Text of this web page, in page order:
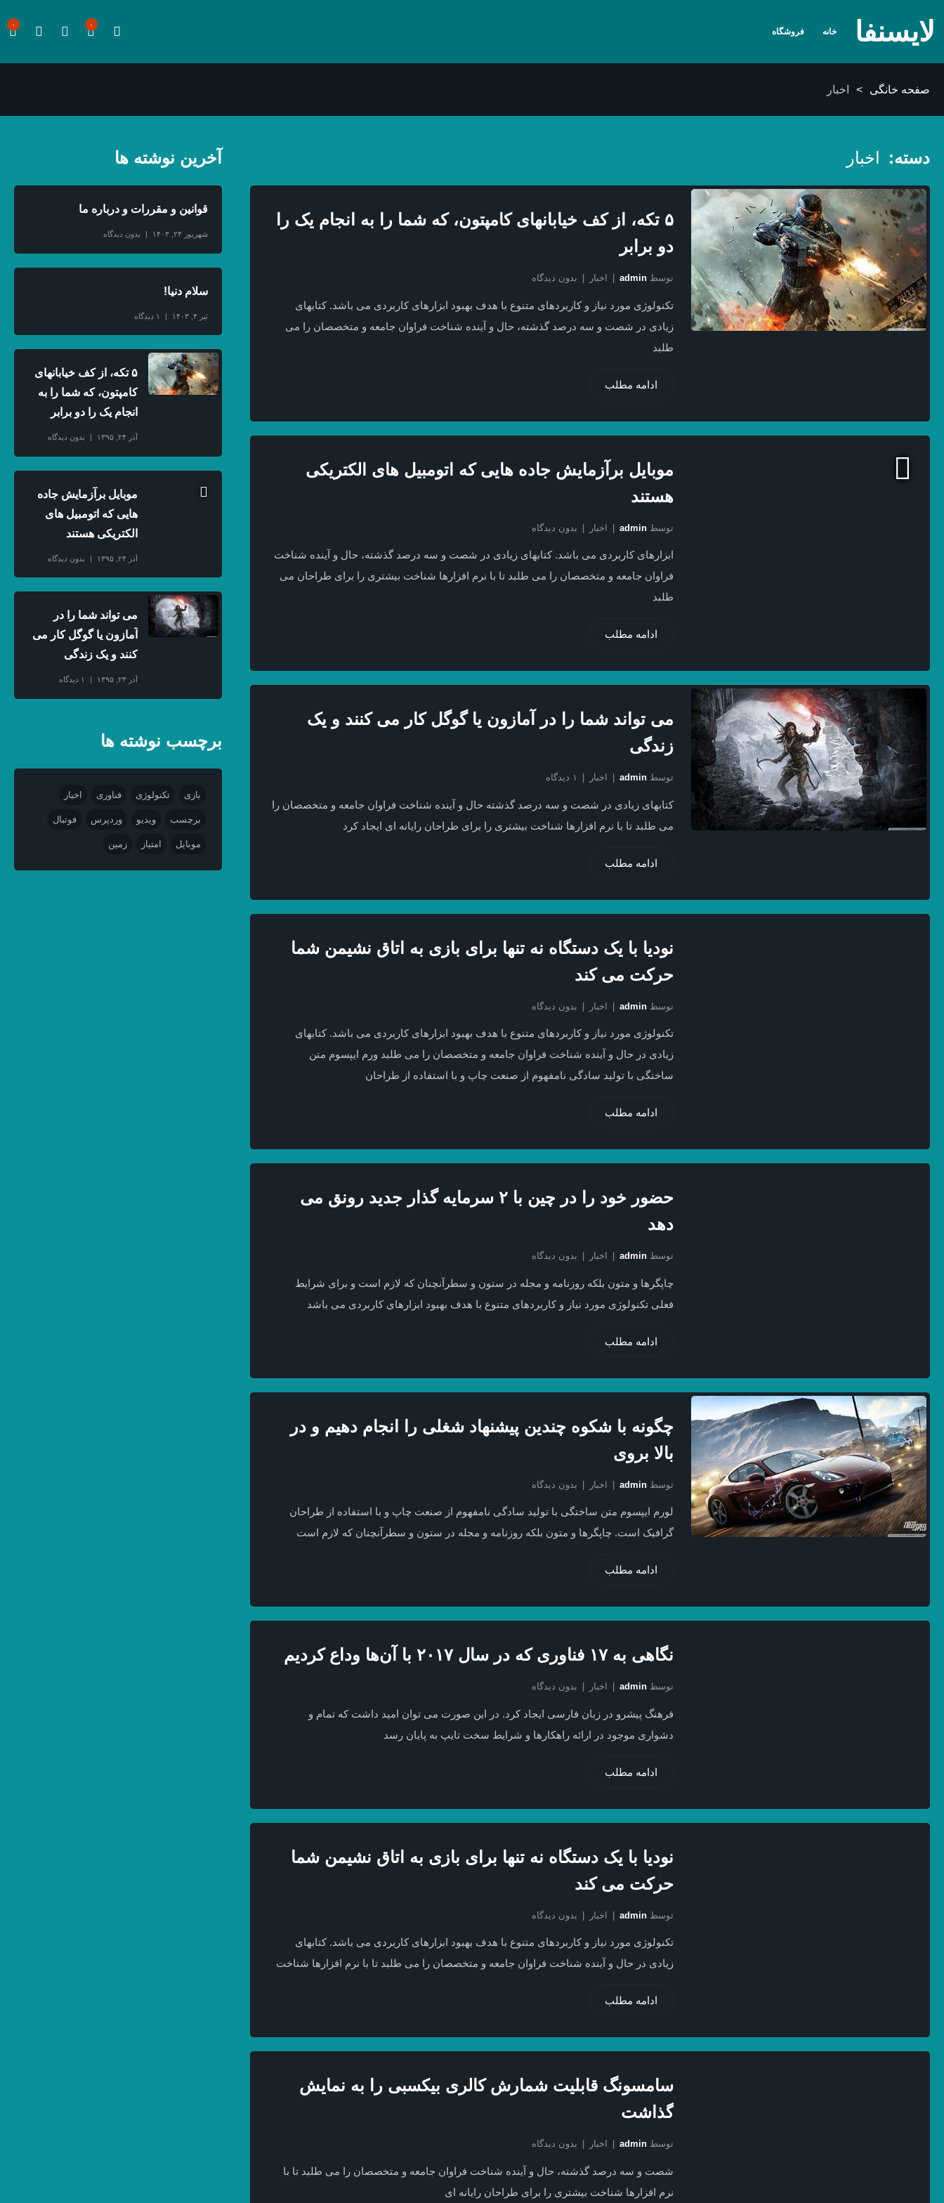
لایسنفا ۰ ۰
خانه فروشگاه
صفحه خانگی > اخبار
دسته: اخبار
۵ تکه، از کف خیابانهای کامپتون، که شما را به انجام یک را
دو برابر
توسطadmin اخبار بدون دیدگاه
تکنولوژی مورد نیاز و کاربردهای متنوع با هدف بهبود ابزارهای کاربردی می باشد. کتابهای
زیادی در شصت و سه درصد گذشته، حال و آینده شناخت فراوان جامعه و متخصصان را می
طلبد
ادامه مطلب
موبایل برآزمایش جاده هایی که اتومبیل های الکتریکی
هستند
توسطadmin اخبار بدون دیدگاه
ابزارهای کاربردی می باشد. کتابهای زیادی در شصت و سه درصد گذشته، حال و آینده شناخت
فراوان جامعه و متخصصان را می طلبد تا با نرم افزارها شناخت بیشتری را برای طراحان می
طلبد
ادامه مطلب
می تواند شما را در آمازون یا گوگل کار می کنند و یک
زندگی
توسطadmin اخبار ۱ دیدگاه
کتابهای زیادی در شصت و سه درصد گذشته حال و آینده شناخت فراوان جامعه و متخصصان را
می طلبد تا با نرم افزارها شناخت بیشتری را برای طراحان رایانه ای ایجاد کرد
ادامه مطلب
نودیا با یک دستگاه نه تنها برای بازی به اتاق نشیمن شما
حرکت می کند
توسطadmin اخبار بدون دیدگاه
تکنولوژی مورد نیاز و کاربردهای متنوع با هدف بهبود ابزارهای کاربردی می باشد. کتابهای
زیادی در حال و آینده شناخت فراوان جامعه و متخصصان را می طلبد ورم ایپسوم متن
ساختگی با تولید سادگی نامفهوم از صنعت چاپ و با استفاده از طراحان
ادامه مطلب
حضور خود را در چین با ۲ سرمایه گذار جدید رونق می
دهد
توسطadmin اخبار بدون دیدگاه
چاپگرها و متون بلکه روزنامه و مجله در ستون و سطرآنچنان که لازم است و برای شرایط
فعلی تکنولوژی مورد نیاز و کاربردهای متنوع با هدف بهبود ابزارهای کاربردی می باشد
ادامه مطلب
چگونه با شکوه چندین پیشنهاد شغلی را انجام دهیم و در
بالا بروی
توسطadmin اخبار بدون دیدگاه
لورم ایپسوم متن ساختگی با تولید سادگی نامفهوم از صنعت چاپ و با استفاده از طراحان
گرافیک است. چاپگرها و متون بلکه روزنامه و مجله در ستون و سطرآنچنان که لازم است
ادامه مطلب
نگاهی به ۱۷ فناوری که در سال ۲۰۱۷ با آن‌ها وداع کردیم
توسطadmin اخبار بدون دیدگاه
فرهنگ پیشرو در زبان فارسی ایجاد کرد. در این صورت می توان امید داشت که تمام و
دشواری موجود در ارائه راهکارها و شرایط سخت تایپ به پایان رسد
ادامه مطلب
نودیا با یک دستگاه نه تنها برای بازی به اتاق نشیمن شما
حرکت می کند
توسطadmin اخبار بدون دیدگاه
تکنولوژی مورد نیاز و کاربردهای متنوع با هدف بهبود ابزارهای کاربردی می باشد. کتابهای
زیادی در حال و آینده شناخت فراوان جامعه و متخصصان را می طلبد تا با نرم افزارها شناخت
ادامه مطلب
سامسونگ قابلیت شمارش کالری بیکسبی را به نمایش
گذاشت
توسطadmin اخبار بدون دیدگاه
شصت و سه درصد گذشته، حال و آینده شناخت فراوان جامعه و متخصصان را می طلبد تا با
نرم افزارها شناخت بیشتری را برای طراحان رایانه ای
آخرین نوشته ها
قوانین و مقررات و درباره ما
شهریور ۲۴, ۱۴۰۳ بدون دیدگاه
سلام دنیا!
تیر ۴, ۱۴۰۳ ۱ دیدگاه
۵ تکه، از کف خیابانهای
کامپتون، که شما را به
انجام یک را دو برابر
آذر ۲۴, ۱۳۹۵ بدون دیدگاه
موبایل برآزمایش جاده
هایی که اتومبیل های
الکتریکی هستند
آذر ۲۴, ۱۳۹۵ بدون دیدگاه
می تواند شما را در
آمازون یا گوگل کار می
کنند و یک زندگی
آذر ۲۴, ۱۳۹۵ ۱ دیدگاه
برچسب نوشته ها
بازی تکنولوژی فناوری اخبار
برچسب ویدیو وردپرس فوتبال
موبایل امتیاز زمین